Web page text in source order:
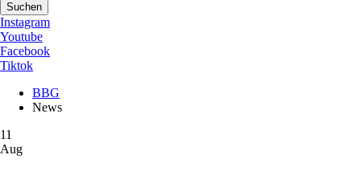
Suchen
Instagram
Youtube
Facebook
Tiktok
BBG
News
11
Aug